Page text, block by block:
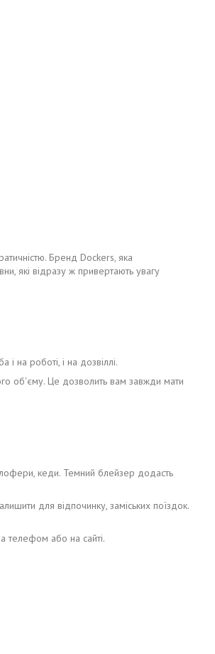
Бренд Dockers, яка
які відразу ж привертають увагу
на роботі, і на дозвіллі.
об'єму. Це дозволить вам завжди мати
кеди. Темний блейзер додасть
для відпочинку, заміських поїздок.
телефом або на сайті.